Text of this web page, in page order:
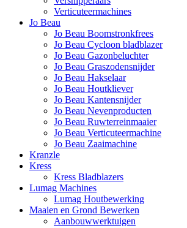
Verticuteermachines
Jo Beau
Jo Beau Boomstronkfrees
Jo Beau Cycloon bladblazer
Jo Beau Gazonbeluchter
Jo Beau Graszodensnijder
Jo Beau Hakselaar
Jo Beau Houtkliever
Jo Beau Kantensnijder
Jo Beau Nevenproducten
Jo Beau Ruwterreinmaaier
Jo Beau Verticuteermachine
Jo Beau Zaaimachine
Kranzle
Kress
Kress Bladblazers
Lumag Machines
Lumag Houtbewerking
Maaien en Grond Bewerken
Aanbouwwerktuigen